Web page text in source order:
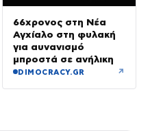
66χρονος στη Νέα
Αγχίαλο στη φυλακή
για αυνανισμό
μπροστά σε ανήλικη
DIMOCRACY.GR ↗